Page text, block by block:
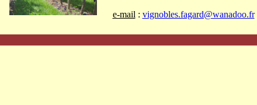
e-mail : vignobles.fagard@wanadoo.fr